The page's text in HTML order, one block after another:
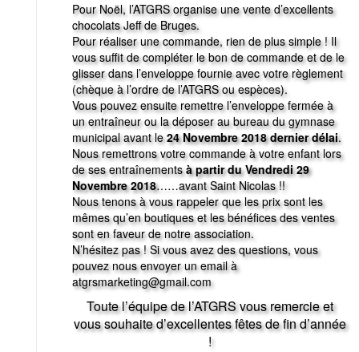
Pour Noël, l’ATGRS organise une vente d’excellents
chocolats Jeff de Bruges.
Pour réaliser une commande, rien de plus simple ! Il
vous suffit de compléter le bon de commande et de le
glisser dans l’enveloppe fournie avec votre règlement
(chèque à l’ordre de l’ATGRS ou espèces).
Vous pouvez ensuite remettre l’enveloppe fermée à
un entraîneur ou la déposer au bureau du gymnase
municipal avant le24 Novembre 2018 dernier délai.
Nous remettrons votre commande à votre enfant lors
de ses entraînementsà partir du Vendredi 29
Novembre 2018……avant Saint Nicolas !!
Nous tenons à vous rappeler que les prix sont les
mêmes qu’en boutiques et les bénéfices des ventes
sont en faveur de notre association.
N’hésitez pas ! Si vous avez des questions, vous
pouvez nous envoyer un email à
atgrsmarketing@gmail.com
Toute l’équipe de l’ATGRS vous remercie et
vous souhaite d’excellentes fêtes de fin d’année
!